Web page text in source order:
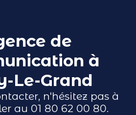
de
à
Le-Grand
n'hésitez pas à
au 01 80 62 00 80.